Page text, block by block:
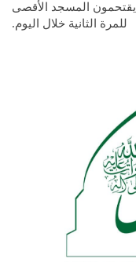
يقتحمون المسجد الأقصى
للمرة الثانية خلال اليوم.